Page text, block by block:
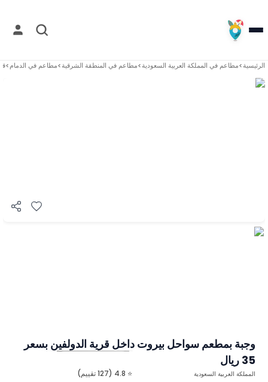
الرئيسية>مطاعم في المملكة العربية السعودية>مطاعم في المنطقة الشرقية>مطاعم في الدمام>
وجبة بمطعم سواحل بيروت داخل قرية الدولفين بسعر
35 ريال
⭐ 4.8 (127 تقييم)
المملكة العربية السعودية